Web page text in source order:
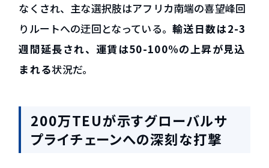
なくされ、主な選択肢はアフリカ南端の喜望峰回
りルートへの迂回となっている。 輸送日数は2-3
週間延長され、運賃は50-100%の上昇が見込
まれる状況だ。
200万TEUが示すグローバルサ
プライチェーンへの深刻な打撃